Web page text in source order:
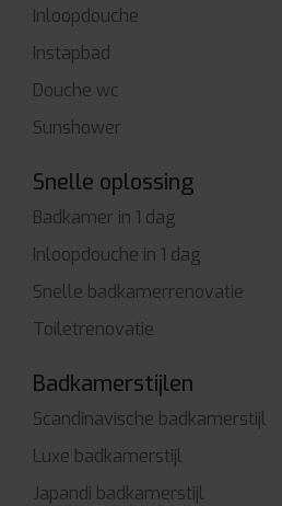
Inloopdouche
Instapbad
Douche wc
Sunshower
Snelle oplossing
Badkamer in 1 dag
Inloopdouche in 1 dag
Snelle badkamerrenovatie
Toiletrenovatie
Badkamerstijlen
Scandinavische badkamerstijl
Luxe badkamerstijl
Japandi badkamerstijl